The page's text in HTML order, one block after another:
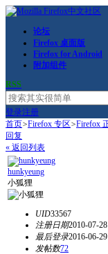
论坛
Firefox 桌面版
Firefox for Android
附加组件
RSS
登录注册
首页>Firefox 专区>Firefox
回复
« 返回列表
hunkyeung
小狐狸
UID33567
注册日期2010-07-28
最后登录2016-06-29
发帖数72